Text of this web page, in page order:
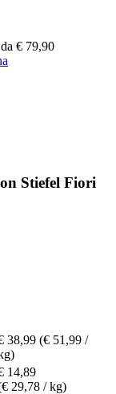
€ 79,90
Stiefel Fiori
38,99 (€ 51,99 /
14,89
29,78 / kg)